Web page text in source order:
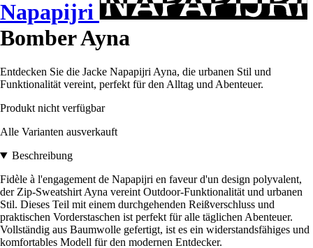
Napapijri
Bomber Ayna
Entdecken Sie die Jacke Napapijri Ayna, die urbanen Stil und
Funktionalität vereint, perfekt für den Alltag und Abenteuer.
Produkt nicht verfügbar
Alle Varianten ausverkauft
Beschreibung
Fidèle à l'engagement de Napapijri en faveur d'un design polyvalent,
der Zip-Sweatshirt Ayna vereint Outdoor-Funktionalität und urbanen
Stil. Dieses Teil mit einem durchgehenden Reißverschluss und
praktischen Vorderstaschen ist perfekt für alle täglichen Abenteuer.
Vollständig aus Baumwolle gefertigt, ist es ein widerstandsfähiges und
komfortables Modell für den modernen Entdecker.